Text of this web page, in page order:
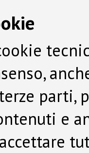
parti,
e